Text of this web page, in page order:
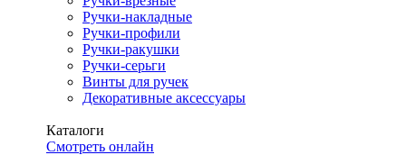
Ручки-накладные
Ручки-профили
Ручки-ракушки
Ручки-серьги
Винты для ручек
Декоративные аксессуары
Каталоги
Смотреть онлайн